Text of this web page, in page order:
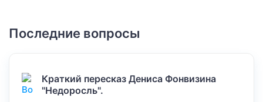
Последние вопросы
Краткий пересказ Дениса Фонвизина
"Недоросль".